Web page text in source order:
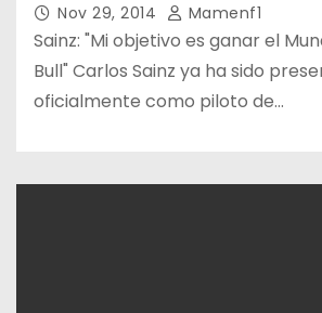
Nov 29, 2014 Mamenf1
Sainz: "Mi objetivo es ganar el
Bull" Carlos Sainz ya ha sido
oficialmente como piloto de…